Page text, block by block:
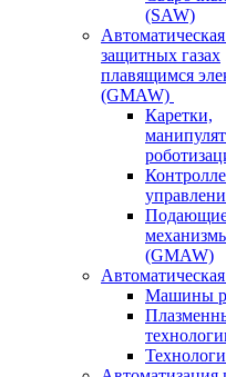
(SAW)
защитных газах
плавящимся
(GMAW)
Каретки,
(GMAW)
Автоматическая
Машины